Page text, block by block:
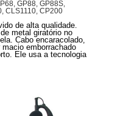
GP88, GP88S,
CLS1110, CP200
de alta qualidade.
metal giratório no
Cabo encaracolado,
emborrachado
Ele usa a tecnologia